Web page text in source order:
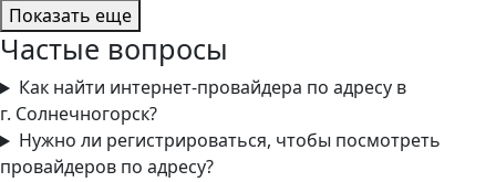
Показать еще
Частые вопросы
Как найти интернет-провайдера по адресу в
г. Солнечногорск?
Нужно ли регистрироваться, чтобы посмотреть
провайдеров по адресу?